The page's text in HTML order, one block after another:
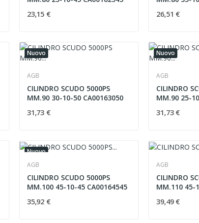
23,15 € 26,51 €
Nuovo
AGB
CILINDRO SCUDO 5000PS
MM.90 30-10-50 CA00163050
31,73 €
Nuovo
AGB
CILINDRO
MM.90 25-
31,73 €
Nuovo
AGB
CILINDRO SCUDO 5000PS
MM.100 45-10-45 CA00164545
35,92 €
AGB
CILINDRO
MM.110 45-
39,49 €